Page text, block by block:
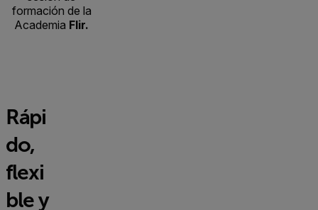
formación de la
Academia Flir.
Rápi
do,
flexi
ble y